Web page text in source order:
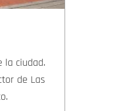
la ciudad.
de Las